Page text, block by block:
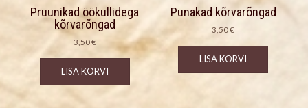
Pruunikad öökullidega
kõrvarõngad
3,50€
LISA KORVI
Punakad kõrvarõngad
3,50€
LISA KORVI